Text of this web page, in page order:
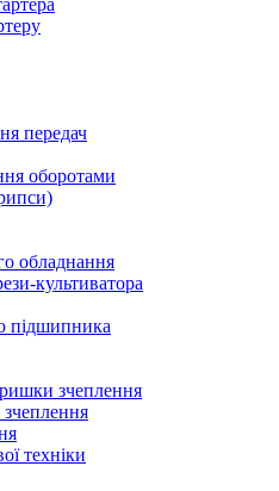
передач
оборотами
обладнання
культиватора
підшипника
зчеплення
техніки